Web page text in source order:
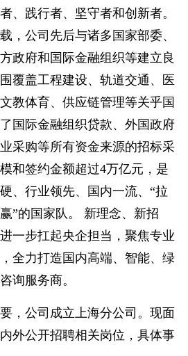
、践行者、坚守者和创新者。
，公司先后与诸多国家部委、
政府和国际金融组织等建立良
覆盖工程建设、轨道交通、医
教体育、供应链管理等关乎国
国际金融组织贷款、外国政府
采购等所有资金来源的招标采
和签约金额超过4万亿元，是
、行业领先、国内一流、“拉
”的国家队。 新理念、新招
一步扛起央企担当，聚焦专业
全力打造国内高端、智能、绿
询服务商。
，公司成立上海分公司。现面
外公开招聘相关岗位，具体事